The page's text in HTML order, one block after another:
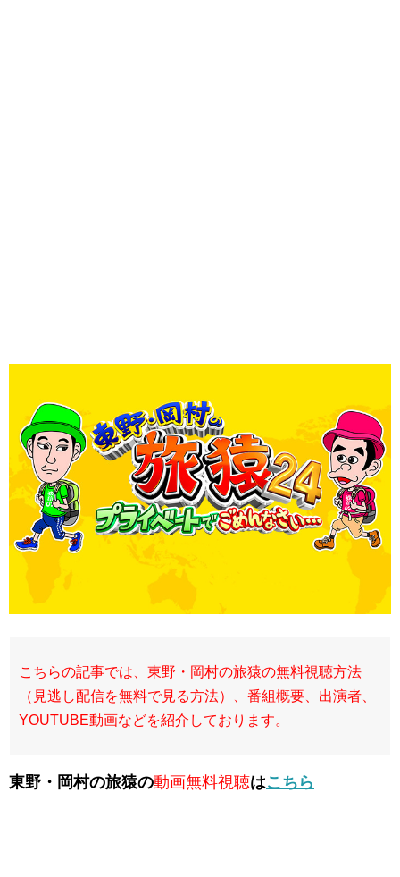
こちらの記事では、東野・岡村の旅猿の無料視聴方法
（見逃し配信を無料で見る方法）、番組概要、出演者、
YOUTUBE動画などを紹介しております。
東野・岡村の旅猿の動画無料視聴はこちら